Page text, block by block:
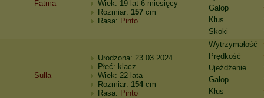
Fatma
Wiek: 19 lat 6 miesięcy
Rozmiar: 157 cm
Rasa: Pinto
Galop
Kłus
Skoki
Sulla
Urodzona: 23.03.2024
Płeć: klacz
Wiek: 22 lata
Rozmiar: 154 cm
Rasa: Pinto
Wytrzymałość
Prędkość
Ujeżdżenie
Galop
Kłus